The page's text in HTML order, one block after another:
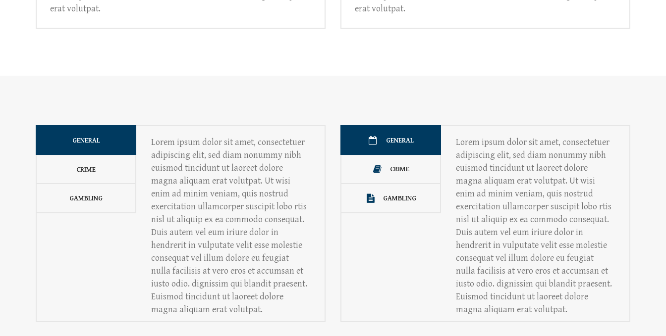
erat volutpat.
erat volutpat.
GENERAL
CRIME
GAMBLING
Lorem ipsum dolor sit amet, consectetuer
adipiscing elit, sed diam nonummy nibh
euismod tincidunt ut laoreet dolore
magna aliquam erat volutpat. Ut wisi
enim ad minim veniam, quis nostrud
exercitation ullamcorper suscipit lobo rtis
nisl ut aliquip ex ea commodo consequat.
Duis autem vel eum iriure dolor in
hendrerit in vulputate velit esse molestie
consequat vel illum dolore eu feugiat
nulla facilisis at vero eros et accumsan et
iusto odio. dignissim qui blandit praesent.
Euismod tincidunt ut laoreet dolore
magna aliquam erat volutpat.
GENERAL
CRIME
GAMBLING
Lorem ipsum dolor sit amet, consectetuer
adipiscing elit, sed diam nonummy nibh
euismod tincidunt ut laoreet dolore
magna aliquam erat volutpat. Ut wisi
enim ad minim veniam, quis nostrud
exercitation ullamcorper suscipit lobo rtis
nisl ut aliquip ex ea commodo consequat.
Duis autem vel eum iriure dolor in
hendrerit in vulputate velit esse molestie
consequat vel illum dolore eu feugiat
nulla facilisis at vero eros et accumsan et
iusto odio. dignissim qui blandit praesent.
Euismod tincidunt ut laoreet dolore
magna aliquam erat volutpat.